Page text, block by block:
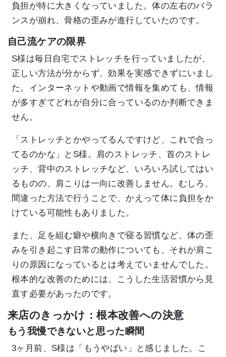
負担が特に大きくなっていました。体の左右のバラ
ンスが崩れ、骨格の歪みが進行していたのです。
自己流ケアの限界
S様は毎日自宅でストレッチを行っていましたが、
正しい方法が分からず、効果を実感できずにいまし
た。インターネットや動画で情報を集めても、情報
が多すぎてどれが自分に合っているのか判断できま
せん。
「ストレッチとかやってるんですけど、これで合っ
てるのかな」とS様。肩のストレッチ、首のストレ
ッチ、背中のストレッチなど、いろいろ試してはい
るものの、肩こりは一向に改善しません。むしろ、
間違った方法で行うことで、かえって体に負担をか
けている可能性もありました。
また、足を組む癖や横向きで寝る習慣など、体の歪
みを引き起こす日常の動作についても、それが肩こ
りの原因になっているとは考えていませんでした。
根本的な改善のためには、こうした生活習慣から見
直す必要があったのです。
来店のきっかけ：根本改善への決意
もう我慢できないと思った瞬間
3ヶ月前、S様は「もうやばい」と感じました。こ